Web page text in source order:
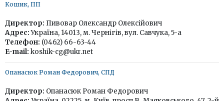
Кошик, ПП
Директор: Пивовар Олександр Олексійович
Адрес:Україна, 14013, м. Чернігів, вул. Савчука, 5-а
Телефон: (0462) 66-63-44
E-mail: koshik-cg@ukr.net
Опанасюк Роман Федорович, СПД
Директор: Опанасюк Роман Федорович